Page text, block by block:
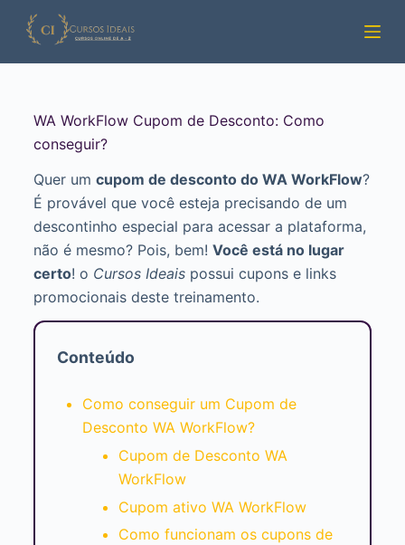
Pular
para
WA WorkFlow Cupom de Desconto: Como
conseguir?
Quer um cupom de desconto do WA WorkFlow?
É provável que você esteja precisando de um
descontinho especial para acessar a plataforma,
não é mesmo? Pois, bem! Você está no lugar
certo! o Cursos Ideaispossui cupons e links
promocionais deste treinamento.
Conteúdo
Como conseguir um Cupom de
Desconto WA WorkFlow?
Cupom de Desconto WA
WorkFlow
Cupom ativo WA WorkFlow
Como funcionam os cupons de